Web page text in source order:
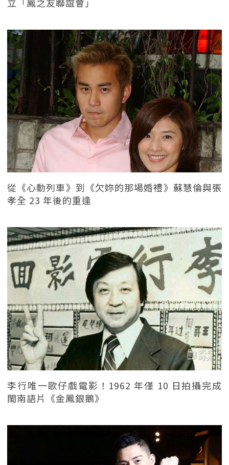
從《心動列車》到《欠妳的那場婚禮》蘇慧倫與張
孝全 23 年後的重逢
李行唯一歌仔戲電影！1962 年僅 10 日拍攝完成
閩南語片《金鳳銀鵝》